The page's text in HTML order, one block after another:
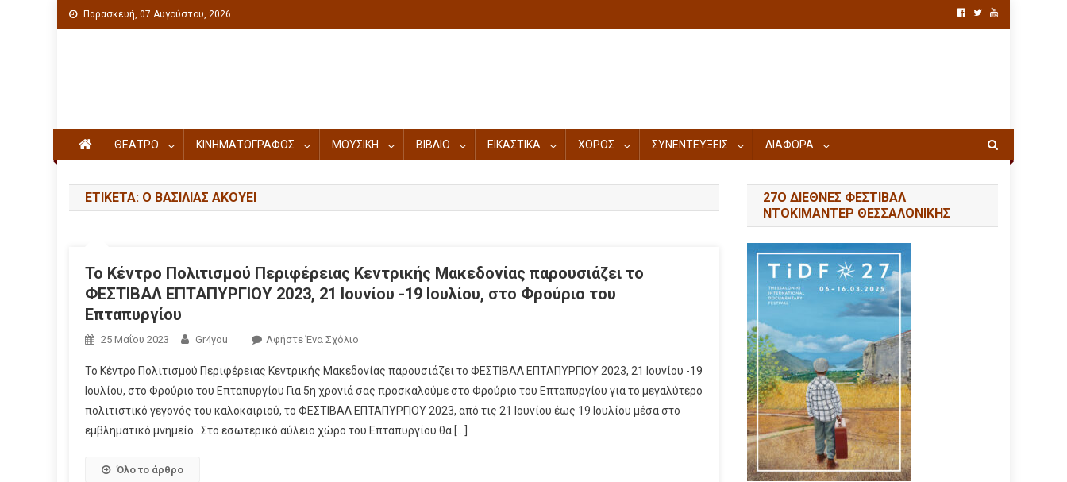
Παρασκευή, 07 Αυγούστου, 2026
ΘΕΑΤΡΟ ΚΙΝΗΜΑΤΟΓΡΑΦΟΣ ΜΟΥΣΙΚΗ ΒΙΒΛΙΟ ΕΙΚΑΣΤΙΚΑ ΧΟΡΟΣ ΣΥΝΕΝΤΕΥΞΕΙΣ ΔΙΑΦΟΡΑ
ΕΤΙΚΈΤΑ: Ο ΒΑΣΙΛΙΆΣ ΑΚΟΎΕΙ
Το Κέντρο Πολιτισμού Περιφέρειας Κεντρικής Μακεδονίας παρουσιάζει το
ΦΕΣΤΙΒΑΛ ΕΠΤΑΠΥΡΓΙΟΥ 2023, 21 Ιουνίου -19 Ιουλίου, στο Φρούριο του
Επταπυργίου
25 Μαΐου 2023 Gr4you Αφήστε Ένα Σχόλιο
Το Κέντρο Πολιτισμού Περιφέρειας Κεντρικής Μακεδονίας παρουσιάζει το ΦΕΣΤΙΒΑΛ ΕΠΤΑΠΥΡΓΙΟΥ 2023, 21 Ιουνίου -19
Ιουλίου, στο Φρούριο του Επταπυργίου Για 5η χρονιά σας προσκαλούμε στο Φρούριο του Επταπυργίου για το μεγαλύτερο
πολιτιστικό γεγονός του καλοκαιριού, το ΦΕΣΤΙΒΑΛ ΕΠΤΑΠΥΡΓΙΟΥ 2023, από τις 21 Ιουνίου έως 19 Ιουλίου μέσα στο
εμβληματικό μνημείο . Στο εσωτερικό αύλειο χώρο του Επταπυργίου θα […]
Όλο το άρθρο
27Ο ΔΙΕΘΝΕΣ ΦΕΣΤΙΒΑΛ
ΝΤΟΚΙΜΑΝΤΕΡ ΘΕΣΣΑΛΟΝΙΚΗΣ